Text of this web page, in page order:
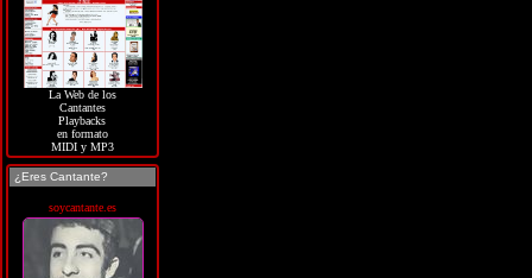
La Web de los
Cantantes
Playbacks
en formato
MIDI y MP3
¿Eres Cantante?
soycantante.es